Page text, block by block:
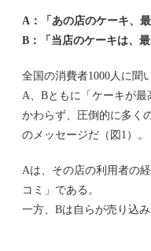
A：「あの店のケーキ、
B：「当店のケーキは、
全国の消費者1000人に聞
A、Bともに「ケーキが
かわらず、圧倒的に多く
のメッセージだ（図1）。
Aは、その店の利用者の
コミ」である。
一方、Bは自らが売り込